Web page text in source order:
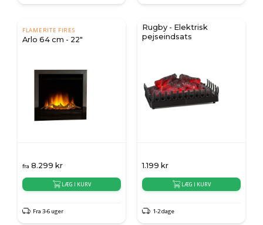
FLAMERITE FIRES
Arlo 64 cm - 22"
fra 8.299 kr
LÆG I KURV
Fra 3-6 uger
Rugby - Elektrisk
pejseindsats
1.199 kr
LÆG I KURV
1-2 dage